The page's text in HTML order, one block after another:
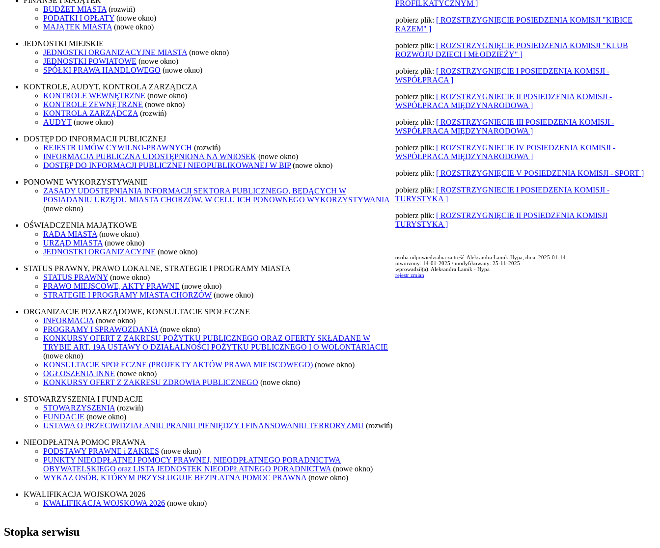
BUDŻET MIASTA (rozwiń)
PODATKI I OPŁATY (nowe okno)
MAJĄTEK MIASTA (nowe okno)
JEDNOSTKI MIEJSKIE
JEDNOSTKI ORGANIZACYJNE MIASTA (nowe okno)
JEDNOSTKI POWIATOWE (nowe okno)
SPÓŁKI PRAWA HANDLOWEGO (nowe okno)
KONTROLE, AUDYT, KONTROLA ZARZĄDCZA
KONTROLE WEWNĘTRZNE (nowe okno)
KONTROLE ZEWNĘTRZNE (nowe okno)
KONTROLA ZARZĄDCZA (rozwiń)
AUDYT (nowe okno)
DOSTĘP DO INFORMACJI PUBLICZNEJ
REJESTR UMÓW CYWILNO-PRAWNYCH (rozwiń)
INFORMACJA PUBLICZNA UDOSTĘPNIONA NA WNIOSEK (nowe okno)
DOSTĘP DO INFORMACJI PUBLICZNEJ NIEOPUBLIKOWANEJ W BIP (nowe okno)
PONOWNE WYKORZYSTYWANIE
ZASADY UDOSTĘPNIANIA INFORMACJI SEKTORA PUBLICZNEGO, BĘDĄCYCH W
POSIADANIU URZĘDU MIASTA CHORZÓW, W CELU ICH PONOWNEGO WYKORZYSTYWANIA
(nowe okno)
OŚWIADCZENIA MAJĄTKOWE
RADA MIASTA (nowe okno)
URZĄD MIASTA (nowe okno)
JEDNOSTKI ORGANIZACYJNE (nowe okno)
STATUS PRAWNY, PRAWO LOKALNE, STRATEGIE I PROGRAMY MIASTA
STATUS PRAWNY (nowe okno)
PRAWO MIEJSCOWE, AKTY PRAWNE (nowe okno)
STRATEGIE I PROGRAMY MIASTA CHORZÓW (nowe okno)
ORGANIZACJE POZARZĄDOWE, KONSULTACJE SPOŁECZNE
INFORMACJA (nowe okno)
PROGRAMY I SPRAWOZDANIA (nowe okno)
KONKURSY OFERT Z ZAKRESU POŻYTKU PUBLICZNEGO ORAZ OFERTY SKŁADANE W
TRYBIE ART. 19A USTAWY O DZIAŁALNOŚCI POŻYTKU PUBLICZNEGO I O WOLONTARIACIE
(nowe okno)
KONSULTACJE SPOŁECZNE (PROJEKTY AKTÓW PRAWA MIEJSCOWEGO) (nowe okno)
OGŁOSZENIA INNE (nowe okno)
KONKURSY OFERT Z ZAKRESU ZDROWIA PUBLICZNEGO (nowe okno)
STOWARZYSZENIA I FUNDACJE
STOWARZYSZENIA (rozwiń)
FUNDACJE (nowe okno)
USTAWA O PRZECIWDZIAŁANIU PRANIU PIENIĘDZY I FINANSOWANIU TERRORYZMU (rozwiń)
NIEODPŁATNA POMOC PRAWNA
PODSTAWY PRAWNE i ZAKRES (nowe okno)
PUNKTY NIEODPŁATNEJ POMOCY PRAWNEJ, NIEODPŁATNEGO PORADNICTWA
OBYWATELSKIEGO oraz LISTA JEDNOSTEK NIEODPŁATNEGO PORADNICTWA (nowe okno)
WYKAZ OSÓB, KTÓRYM PRZYSŁUGUJE BEZPŁATNA POMOC PRAWNA (nowe okno)
KWALIFIKACJA WOJSKOWA 2026
KWALIFIKACJA WOJSKOWA 2026 (nowe okno)
PROFILKATYCZNYM ]
pobierz plik: [ ROZSTRZYGNIĘCIE POSIEDZENIA KOMISJI "KIBICE
RAZEM" ]
pobierz plik: [ ROZSTRZYGNIĘCIE POSIEDZENIA KOMISJI "KLUB
ROZWOJU DZIECI I MŁODZIEŻY" ]
pobierz plik: [ ROZSTRZYGNIĘCIE I POSIEDZENIA KOMISJI -
WSPÓŁPRACA ]
pobierz plik: [ ROZSTRZYGNIECIE II POSIEDZENIA KOMISJI -
WSPÓŁPRACA MIĘDZYNARODOWA ]
pobierz plik: [ ROZSTRZYGNIECIE III POSIEDZENIA KOMISJI -
WSPÓŁPRACA MIĘDZYNARODOWA ]
pobierz plik: [ ROZSTRZYGNIECIE IV POSIEDZENIA KOMISJI -
WSPÓŁPRACA MIĘDZYNARODOWA ]
pobierz plik: [ ROZSTRZYGNIĘCIE V POSIEDZENIA KOMISJI - SPORT ]
pobierz plik: [ ROZSTRZYGNIECIE I POSIEDZENIA KOMISJI -
TURYSTYKA ]
pobierz plik: [ ROZSTRZYGNIĘCIE II POSIEDZENIA KOMISJI
TURYSTYKA ]
osoba odpowiedzialna za treść: Aleksandra Łamik-Hypa, dnia: 2025-01-14
utworzony: 14-01-2025 / modyfikowany: 25-11-2025
wprowadził(a): Aleksandra Łamik - Hypa
rejestr zmian
Stopka serwisu